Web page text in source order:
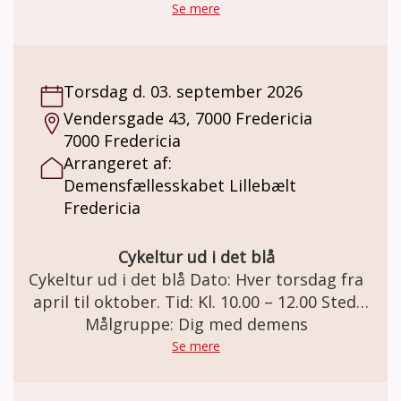
hvad der skal ske i herrebanden. Det kan for
eksempel være: spil, quiz, masser af hygge,
musik, madlavning, snak og af og til tager vi
på udflugt. Når vejret tillader det, er vi ude i
den friske luft. Pris: Deltagelse i
herrebanden er gratis. Der kan købes kaffe
egenbetaling på udflugter.
Se mere
Torsdag d. 03. september 2026
Vendersgade 43, 7000 Fredericia
7000 Fredericia
Arrangeret af:
Demensfællesskabet Lillebælt
Fredericia
Cykeltur ud i det blå
Cykeltur ud i det blå Dato: Hver torsdag fra
april til oktober. Tid: Kl. 10.00 – 12.00 Sted:
Du afhentes på hjemmeadressen og cykles
Målgruppe: Dig med demens
Se mere